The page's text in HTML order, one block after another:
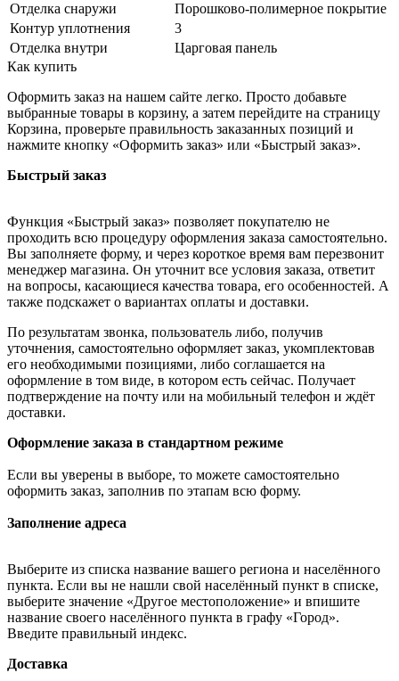
Отделка снаружи
Порошково-полимерное покрытие
Контур уплотнения
3
Отделка внутри
Царговая панель
Как купить
Оформить заказ на нашем сайте легко. Просто добавьте
выбранные товары в корзину, а затем перейдите на страницу
Корзина, проверьте правильность заказанных позиций и
нажмите кнопку «Оформить заказ» или «Быстрый заказ».
Быстрый заказ
Функция «Быстрый заказ» позволяет покупателю не
проходить всю процедуру оформления заказа самостоятельно.
Вы заполняете форму, и через короткое время вам перезвонит
менеджер магазина. Он уточнит все условия заказа, ответит
на вопросы, касающиеся качества товара, его особенностей. А
также подскажет о вариантах оплаты и доставки.
По результатам звонка, пользователь либо, получив
уточнения, самостоятельно оформляет заказ, укомплектовав
его необходимыми позициями, либо соглашается на
оформление в том виде, в котором есть сейчас. Получает
подтверждение на почту или на мобильный телефон и ждёт
доставки.
Оформление заказа в стандартном режиме
Если вы уверены в выборе, то можете самостоятельно
оформить заказ, заполнив по этапам всю форму.
Заполнение адреса
Выберите из списка название вашего региона и населённого
пункта. Если вы не нашли свой населённый пункт в списке,
выберите значение «Другое местоположение» и впишите
название своего населённого пункта в графу «Город».
Введите правильный индекс.
Доставка